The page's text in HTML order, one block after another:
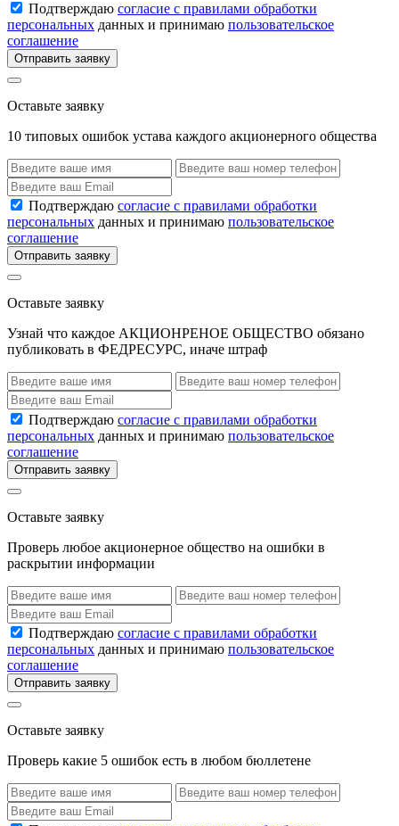
Подтверждаю согласие с правилами обработки
персональных данных и принимаю пользовательское
соглашение
Отправить заявку
Оставьте заявку
10 типовых ошибок устава каждого акционерного общества
Подтверждаю согласие с правилами обработки
персональных данных и принимаю пользовательское
соглашение
Отправить заявку
Оставьте заявку
Узнай что каждое АКЦИОНРЕНОЕ ОБЩЕСТВО обязано
публиковать в ФЕДРЕСУРС, иначе штраф
Подтверждаю согласие с правилами обработки
персональных данных и принимаю пользовательское
соглашение
Отправить заявку
Оставьте заявку
Проверь любое акционерное общество на ошибки в
раскрытии информации
Подтверждаю согласие с правилами обработки
персональных данных и принимаю пользовательское
соглашение
Отправить заявку
Оставьте заявку
Проверь какие 5 ошибок есть в любом бюллетене